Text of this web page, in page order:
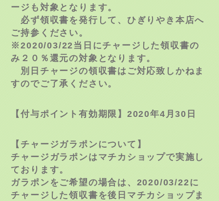
ージも対象となります。
必ず領収書を発行して、ひぎりやき本店へ
ご持参ください。
※2020/03/22当日にチャージした領収書の
み２０％還元の対象となります。
別日チャージの領収書はご対応致しかねま
すのでご了承ください。
【付与ポイント有効期限】2020年4月30日
【チャージガラポンについて】
チャージガラポンはマチカショップで実施し
ております。
ガラポンをご希望の場合は、2020/03/22に
チャージした領収書を後日マチカショップま